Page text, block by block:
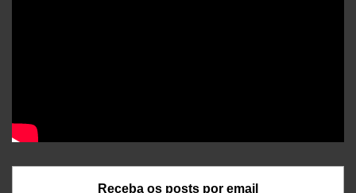
Receba os posts por email